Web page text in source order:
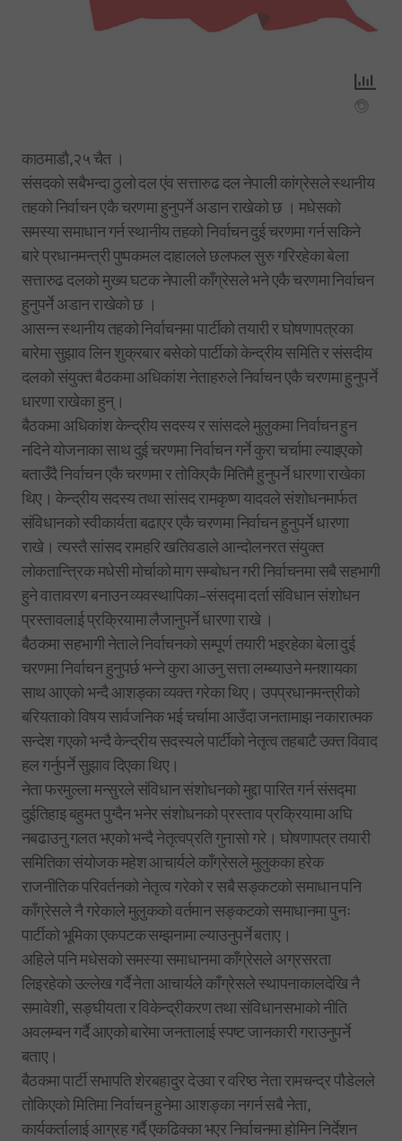
काठमाडौ,२५ चैत ।
संसदको सबैभन्दा ठुलो दल एंव सत्तारुढ दल नेपाली कांग्रेसले स्थानीय
तहको निर्वाचन एकै चरणमा हुनुपर्ने अडान राखेको छ । मधेसको
समस्या समाधान गर्न स्थानीय तहको निर्वाचन दुई चरणमा गर्न सकिने
बारे प्रधानमन्त्री पुष्पकमल दाहालले छलफल सुरु गरिरहेका बेला
सत्तारुढ दलको मुख्य घटक नेपाली काँग्रेसले भने एकै चरणमा निर्वाचन
हुनुपर्ने अडान राखेको छ ।
आसन्न स्थानीय तहको निर्वाचनमा पार्टीको तयारी र घोषणापत्रका
बारेमा सुझाव लिन शुक्रबार बसेको पार्टीको केन्द्रीय समिति र संसदीय
दलको संयुक्त बैठकमा अधिकांश नेताहरुले निर्वाचन एकै चरणमा हुनुपर्ने
धारणा राखेका हुन्।
बैठकमा अधिकांश केन्द्रीय सदस्य र सांसदले मुलुकमा निर्वाचन हुन
नदिने योजनाका साथ दुई चरणमा निर्वाचन गर्ने कुरा चर्चामा ल्याइएको
बताउँदै निर्वाचन एकै चरणमा र तोकिएकै मितिमै हुनुपर्ने धारणा राखेका
थिए। केन्द्रीय सदस्य तथा सांसद रामकृष्ण यादवले संशोधनमार्फत
संविधानको स्वीकार्यता बढाएर एकै चरणमा निर्वाचन हुनुपर्ने धारणा
राखे। त्यस्तै सांसद रामहरि खतिवडाले आन्दोलनरत संयुक्त
लोकतान्त्रिक मधेसी मोर्चाको माग सम्बोधन गरी निर्वाचनमा सबै सहभागी
हुने वातावरण बनाउन व्यवस्थापिका–संसद्मा दर्ता संविधान संशोधन
प्रस्तावलाई प्रक्रियामा लैजानुपर्ने धारणा राखे ।
बैठकमा सहभागी नेताले निर्वाचनको सम्पूर्ण तयारी भइरहेका बेला दुई
चरणमा निर्वाचन हुनुपर्छ भन्ने कुरा आउनु सत्ता लम्ब्याउने मनशायका
साथ आएको भन्दै आशङ्का व्यक्त गरेका थिए। उपप्रधानमन्त्रीको
बरियताको विषय सार्वजनिक भई चर्चामा आउँदा जनतामाझ नकारात्मक
सन्देश गएको भन्दै केन्द्रीय सदस्यले पार्टीको नेतृत्व तहबाटै उक्त विवाद
हल गर्नुपर्ने सुझाव दिएका थिए।
नेता फरमुल्ला मन्सुरले संविधान संशोधनको मुद्दा पारित गर्न संसद्मा
दुईतिहाइ बहुमत पुग्दैन भनेर संशोधनको प्रस्ताव प्रक्रियामा अघि
नबढाउनु गलत भएको भन्दै नेतृत्वप्रति गुनासो गरे। घोषणापत्र तयारी
समितिका संयोजक महेश आचार्यले काँग्रेसले मुलुकका हरेक
राजनीतिक परिवर्तनको नेतृत्व गरेको र सबै सङ्कटको समाधान पनि
काँग्रेसले नै गरेकाले मुलुकको वर्तमान सङ्कटको समाधानमा पुनः
पार्टीको भूमिका एकपटक सम्झनामा ल्याउनुपर्ने बताए।
अहिले पनि मधेसको समस्या समाधानमा काँग्रेसले अग्रसरता
लिइरहेको उल्लेख गर्दै नेता आचार्यले काँग्रेसले स्थापनाकालदेखि नै
समावेशी, सङ्घीयता र विकेन्द्रीकरण तथा संविधानसभाको नीति
अवलम्बन गर्दै आएको बारेमा जनतालाई स्पष्ट जानकारी गराउनुपर्ने
बताए।
बैठकमा पार्टी सभापति शेरबहादुर देउवा र वरिष्ठ नेता रामचन्द्र पौडेलले
तोकिएको मितिमा निर्वाचन हुनेमा आशङ्का नगर्न सबै नेता,
कार्यकर्तालाई आग्रह गर्दै एकढिक्का भएर निर्वाचनमा होमिन निर्देशन